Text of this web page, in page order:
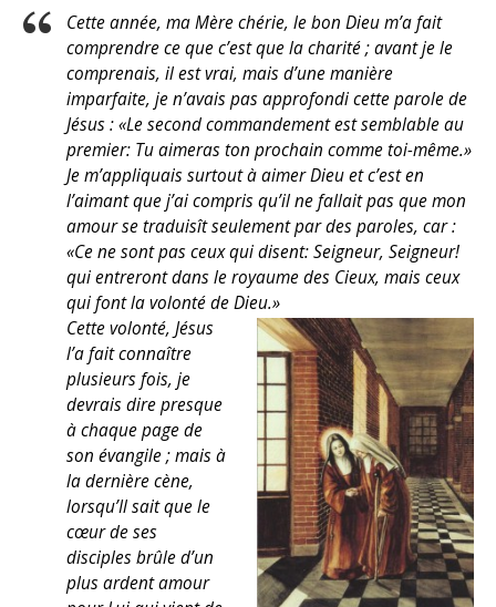
Cette année, ma Mère chérie, le bon Dieu m’a fait
comprendre ce que c’est que la charité ; avant je le
comprenais, il est vrai, mais d’une manière
imparfaite, je n’avais pas approfondi cette parole de
Jésus : «Le second commandement est semblable au
premier: Tu aimeras ton prochain comme toi-même.»
Je m’appliquais surtout à aimer Dieu et c’est en
l’aimant que j’ai compris qu’il ne fallait pas que mon
amour se traduisît seulement par des paroles, car :
«Ce ne sont pas ceux qui disent: Seigneur, Seigneur!
qui entreront dans le royaume des Cieux, mais ceux
qui font la volonté de Dieu.»
Cette volonté, Jésus
l’a fait connaître
plusieurs fois, je
devrais dire presque
à chaque page de
son évangile ; mais à
la dernière cène,
lorsqu’Il sait que le
cœur de ses
disciples brûle d’un
plus ardent amour